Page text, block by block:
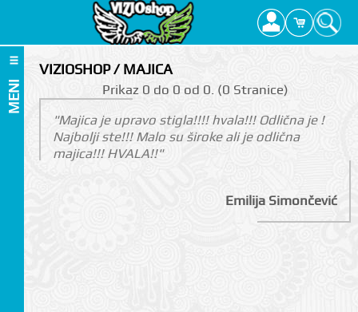
MENI
VIZIOSHOP / MAJICA
Prikаz 0 do 0 оd 0. (0 Strаnicе)
"Majica je upravo stigla!!!! hvala!!! Odlična je !
Najbolji ste!!! Malo su široke ali je odlična
majica!!! HVALA!!"
Emilija Simončević